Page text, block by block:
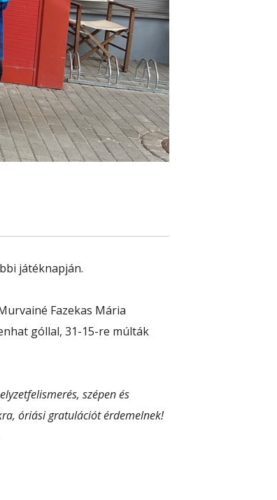
játéknapján.
Fazekas Mária
góllal, 31-15-re múlták
szépen és
óriási gratulációt érdemelnek!